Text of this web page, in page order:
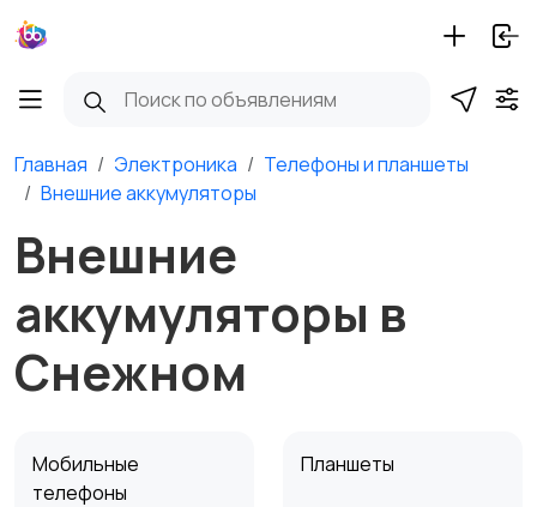
Главная Электроника
Телефоны и планшеты
Внешние аккумуляторы
Внешние
аккумуляторы в
Снежном
Мобильные
телефоны
Планшеты